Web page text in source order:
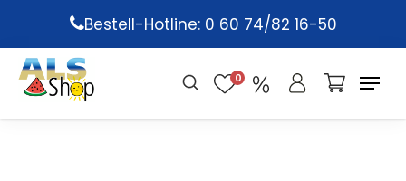
main
content
Bestell-Hotline: 0 60 74/82 16-50
0